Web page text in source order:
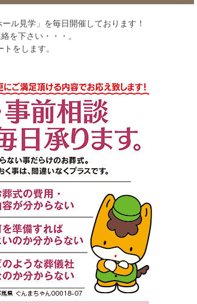
ル見学」を毎日開催しております！
を下さい・・・。
をします。